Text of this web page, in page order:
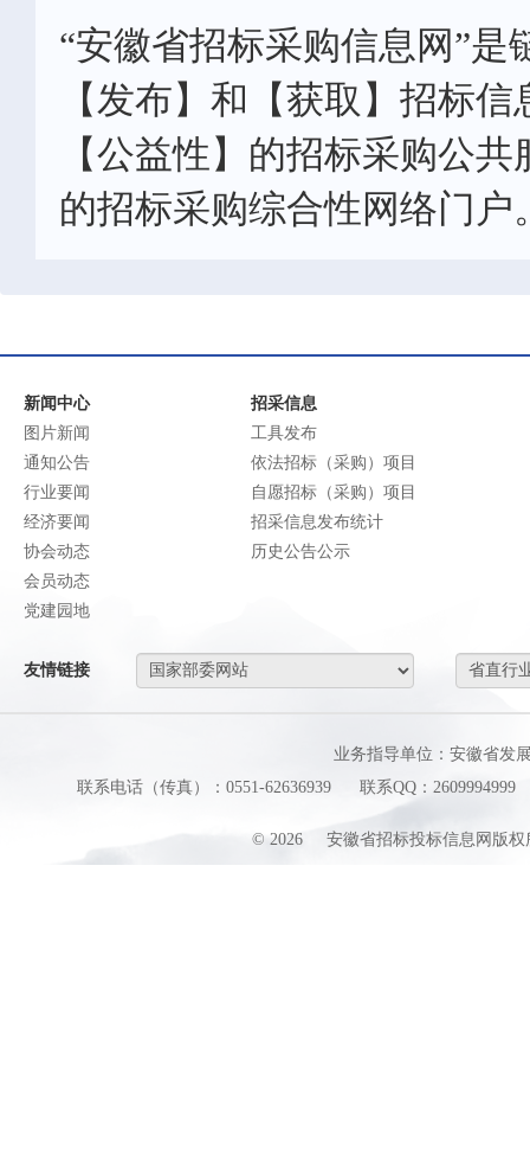
“安徽省招标采购信息网”
【发布】和【获取】招标
【公益性】的招标采购公
的招标采购综合性网络门户
新闻中心
图片新闻
通知公告
行业要闻
经济要闻
协会动态
会员动态
党建园地
招采信息
工具发布
依法招标（采购）项目
自愿招标（采购）项目
招采信息发布统计
历史公告公示
友情链接
业务指导单位：安徽省发
联系电话（传真）：0551-62636939
联系QQ：2609994999
© 2026 安徽省招标投标信息网版